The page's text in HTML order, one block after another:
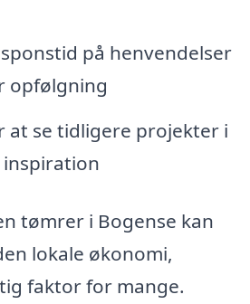
på henvendelser
opfølgning
at se tidligere projekter i
tømrer i Bogense kan
lokale økonomi,
faktor for mange.